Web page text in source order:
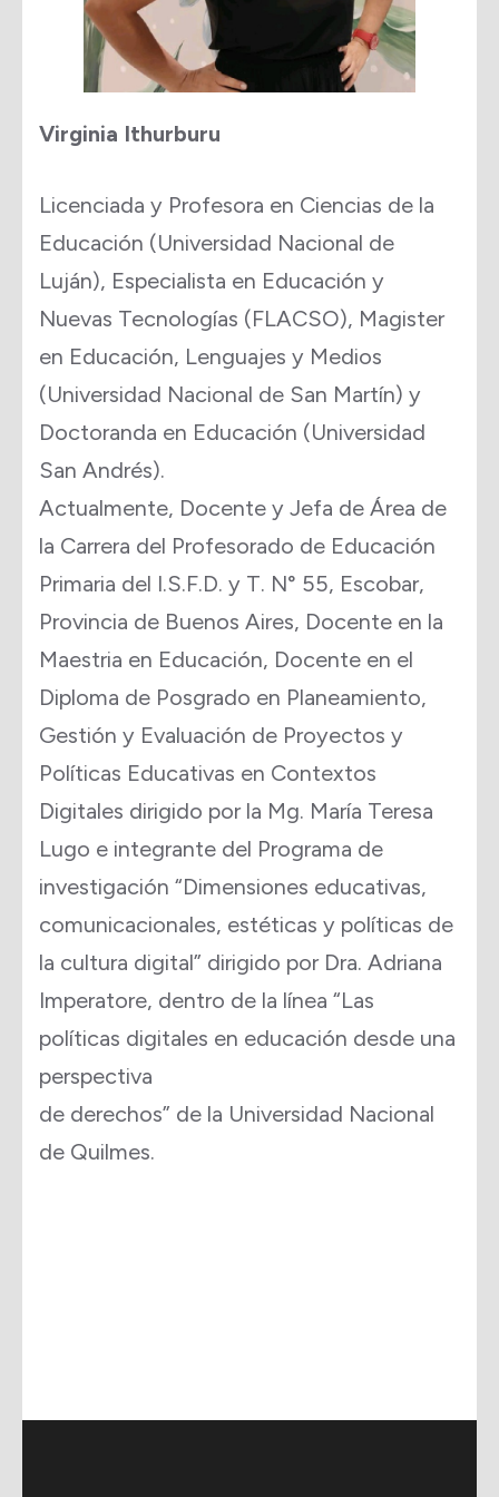
Virginia Ithurburu
Licenciada y Profesora en Ciencias de la
Educación (Universidad Nacional de
Luján), Especialista en Educación y
Nuevas Tecnologías (FLACSO), Magister
en Educación, Lenguajes y Medios
(Universidad Nacional de San Martín) y
Doctoranda en Educación (Universidad
San Andrés).
Actualmente, Docente y Jefa de Área de
la Carrera del Profesorado de Educación
Primaria del I.S.F.D. y T. N° 55, Escobar,
Provincia de Buenos Aires, Docente en la
Maestria en Educación, Docente en el
Diploma de Posgrado en Planeamiento,
Gestión y Evaluación de Proyectos y
Políticas Educativas en Contextos
Digitales dirigido por la Mg. María Teresa
Lugo e integrante del Programa de
investigación “Dimensiones educativas,
comunicacionales, estéticas y políticas de
la cultura digital” dirigido por Dra. Adriana
Imperatore, dentro de la línea “Las
políticas digitales en educación desde una
perspectiva
de derechos” de la Universidad Nacional
de Quilmes.